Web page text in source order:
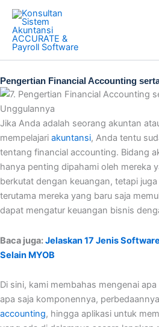
Skip
content
Pengertian Financial Accounting
Jika Anda adalah seorang akuntan
mempelajari akuntansi, Anda tentu
tentang financial accounting. Bidang
hanya penting dipahami oleh mereka
berkutat dengan keuangan, tetapi
terutama mereka yang baru saja
dapat mengatur keuangan bisnis
Baca juga:Jelaskan 17 Jenis
Selain MYOB
Di sini, kami membahas mengenai
apa saja komponennya,
accounting, hingga aplikasi untuk